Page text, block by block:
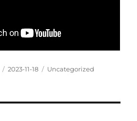
Posted
2023-11-18 Categories
Uncategorized